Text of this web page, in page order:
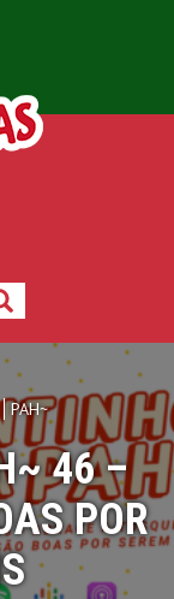
PAH~
46 –
POR